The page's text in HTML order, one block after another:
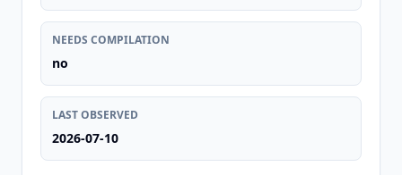
NEEDS COMPILATION
no
LAST OBSERVED
2026-07-10